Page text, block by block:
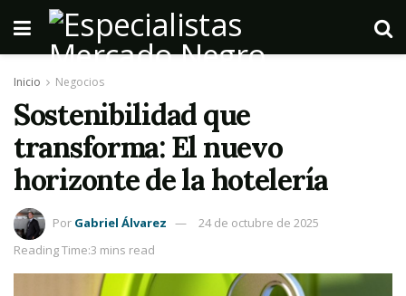
Inicio Negocios
Sostenibilidad que
transforma: El nuevo
horizonte de la hotelería
Por Gabriel Álvarez
24 de octubre de 2025
Reading Time:3 mins read